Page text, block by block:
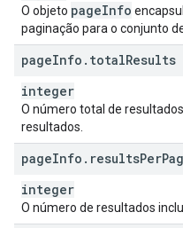
O objeto pageInfo
paginação para o conjunto
pageInfo . totalResults
integer
O número total de
resultados.
pageInfo . resultsPer
integer
O número de resultados